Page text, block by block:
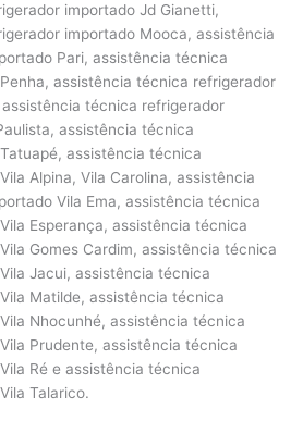
importado Jd Gianetti,
importado Mooca, assistência
Pari, assistência técnica
assistência técnica refrigerador
técnica refrigerador
assistência técnica
assistência técnica
Alpina, Vila Carolina, assistência
Vila Ema, assistência técnica
Esperança, assistência técnica
Gomes Cardim, assistência técnica
Jacui, assistência técnica
Matilde, assistência técnica
Nhocunhé, assistência técnica
Prudente, assistência técnica
Ré e assistência técnica
Talarico.